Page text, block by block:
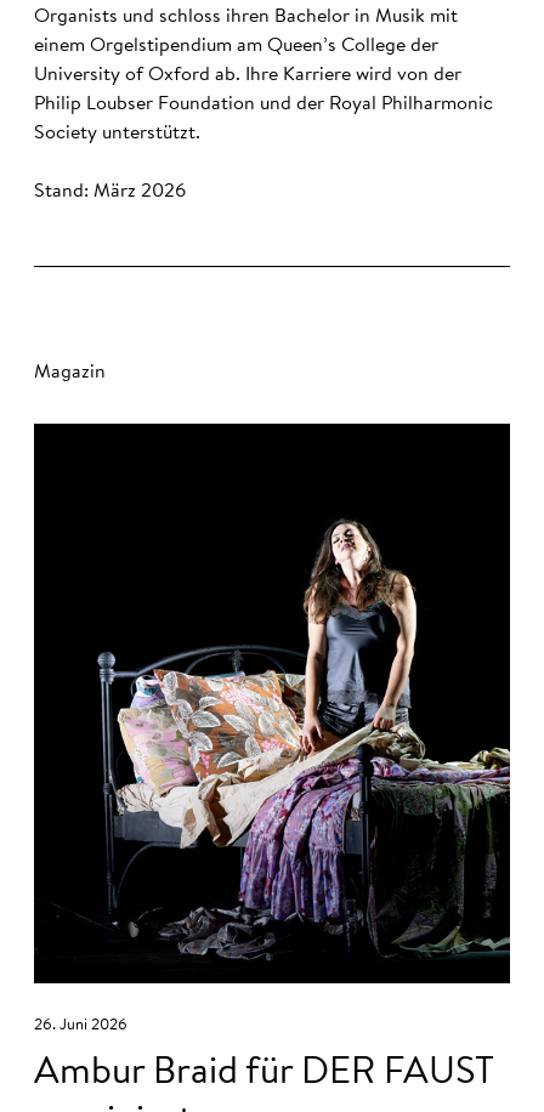
Organists und schloss ihren Bachelor in Musik mit
einem Orgelstipendium am Queen’s College der
University of Oxford ab. Ihre Karriere wird von der
Philip Loubser Foundation und der Royal Philharmonic
Society unterstützt.
Stand: März 2026
Magazin
26. Juni 2026
Ambur Braid für DER FAUST